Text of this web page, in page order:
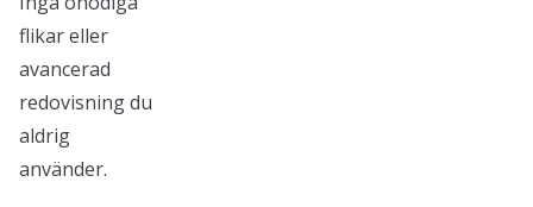
flikar eller
avancerad
redovisning du
aldrig
använder.